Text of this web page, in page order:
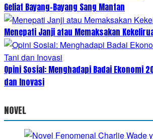
Geliat Bayang-Bayang Sang Mantan
Menepati Janji atau Memaksakan
Opini Sosial: Menghadapi Badai Ekonomi
dan Inovasi
NOVEL